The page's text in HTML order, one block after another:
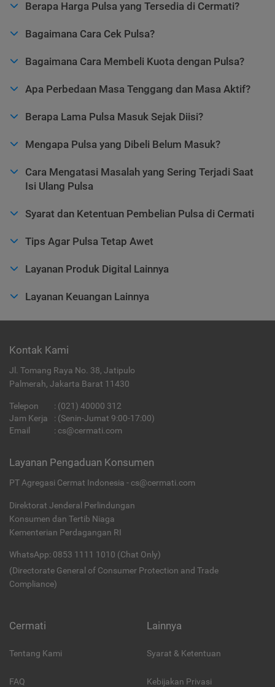
Berapa Harga Pulsa yang Tersedia di Cermati?
Bagaimana Cara Cek Pulsa?
Bagaimana Cara Membeli Kuota dengan Pulsa?
Apa Perbedaan Masa Tenggang dan Masa Aktif?
Berapa Lama Pulsa Masuk Sejak Diisi?
Mengapa Pulsa yang Dibeli Belum Masuk?
Cara Mengatasi Masalah yang Sering Terjadi Saat
Isi Ulang Pulsa
Syarat dan Ketentuan Pembelian Pulsa di Cermati
Tips Agar Pulsa Tetap Awet
Layanan Produk Digital Lainnya
Layanan Keuangan Lainnya
Kontak Kami
Jl. Tomang Raya No. 38, Jatipulo
Palmerah, Jakarta Barat 11430
Telepon : (021) 40000 312
Jam Kerja
: (Senin-Jumat 9:00-17:00)
Email
: cs@cermati.com
Layanan Pengaduan Konsumen
PT Agregasi Cermat Indonesia - cs@cermati.com
Direktorat Jenderal Perlindungan
Konsumen dan Tertib Niaga
Kementerian Perdagangan RI
WhatsApp: 0853 1111 1010 (Chat Only)
(Directorate General of Consumer Protection and Trade
Compliance)
Cermati
Tentang Kami
FAQ
Lainnya
Syarat & Ketentuan
Kebijakan Privasi